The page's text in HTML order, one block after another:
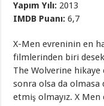
Yapım Yılı: 2013
IMDB Puanı: 6,7
X-Men evreninin en
filmlerinden biri desek
The Wolverine
sonra olsa da olmasa
etmiş olmayız. X